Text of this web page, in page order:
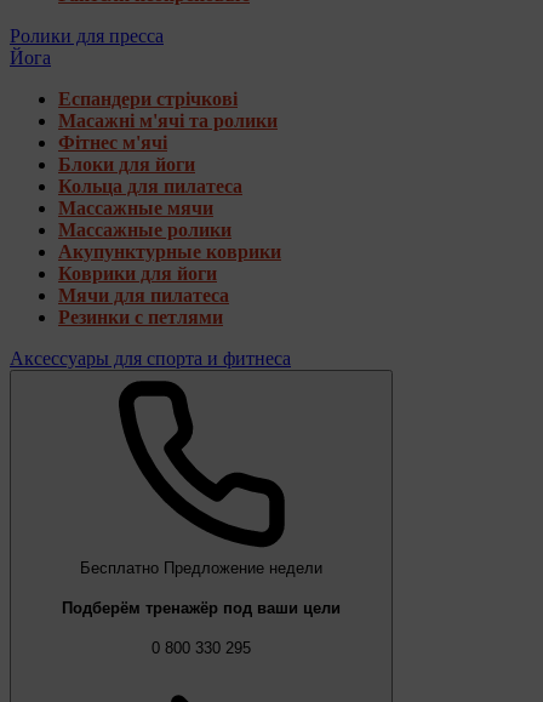
Ролики для пресса
Йога
Еспандери стрічкові
Масажні м'ячі та ролики
Фітнес м'ячі
Блоки для йоги
Кольца для пилатеса
Массажные мячи
Массажные ролики
Акупунктурные коврики
Коврики для йоги
Мячи для пилатеса
Резинки с петлями
Аксессуары для спорта и фитнеса
Бесплатно Предложение недели
Подберём тренажёр под ваши цели
0 800 330 295